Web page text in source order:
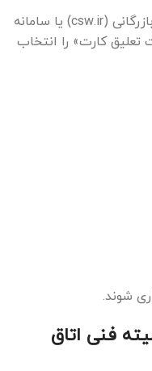
ابتدا باید وارد سامانه یکپارچه کارت بازرگانی (csw.ir) یا سامانه
تعلیق کارت» را انتخاب
شوند.
فنی اتاق